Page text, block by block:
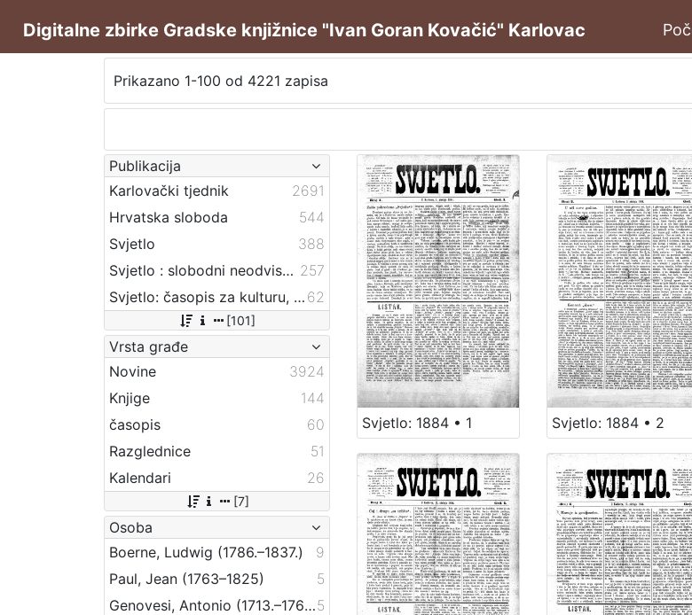
Digitalne zbirke Gradske knjižnice "Ivan Goran Kovačić" Karlovac
Prikazano 1-100 od 4221 zapisa
Publikacija
Karlovački tjednik
2691
Hrvatska sloboda
544
Svjetlo
388
Svjetlo : slobodni neodvisni i nepolitički list 257
Svjetlo: časopis za kulturu, umjetnost i društvena zbivanja 62
[101]
Vrsta građe
Novine
3924
Knjige
144
časopis
60
Razglednice
51
Kalendari
26
[7]
Osoba
Boerne, Ludwig (1786.–1837.)
9
Paul, Jean (1763–1825)
5
Genovesi, Antonio (1713.–1769.)5
Svjetlo: 1884 • 1 Svjetlo: 1884 • 2